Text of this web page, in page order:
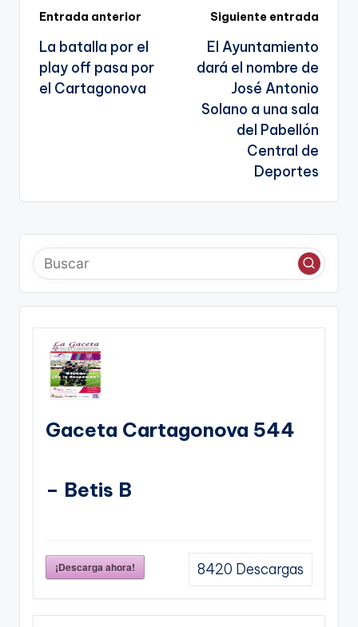
a
te
Navegación
de
entradas
Entrada anterior
La batalla por el
play off pasa por
el Cartagonova
Siguiente entrada
El Ayuntamiento
dará el nombre de
José Antonio
Solano a una sala
del Pabellón
Central de
Deportes
Gaceta Cartagonova 544
– Betis B
¡Descarga ahora! 8420 Descargas